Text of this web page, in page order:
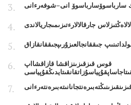
سارباسوۆسارباسوۆ انى–شوفەرءانى
جارقالالارءتىزىمىجاريالاندى
جىققانجالعىزۇرىپجىققانقازاق
قوس قىزقىزىنزاقشا قازاقشااپ